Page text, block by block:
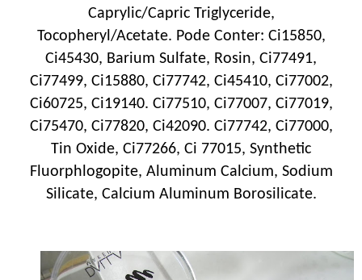
Caprylic/Capric Triglyceride,
Tocopheryl/Acetate. Pode Conter: Ci15850,
Ci45430, Barium Sulfate, Rosin, Ci77491,
Ci77499, Ci15880, Ci77742, Ci45410, Ci77002,
Ci60725, Ci19140. Ci77510, Ci77007, Ci77019,
Ci75470, Ci77820, Ci42090. Ci77742, Ci77000,
Tin Oxide, Ci77266, Ci 77015, Synthetic
Fluorphlogopite, Aluminum Calcium, Sodium
Silicate, Calcium Aluminum Borosilicate.